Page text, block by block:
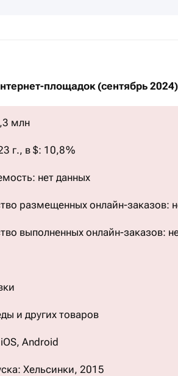
площадок (сентябрь 2024)
млн
г., в $: 10,8 %
нет данных
размещенных онлайн-заказов:
выполненных онлайн-заказов:
и других товаров
Android
Хельсинки, 2015